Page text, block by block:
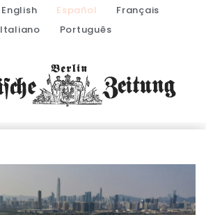
English Español
Français
Italiano
Português